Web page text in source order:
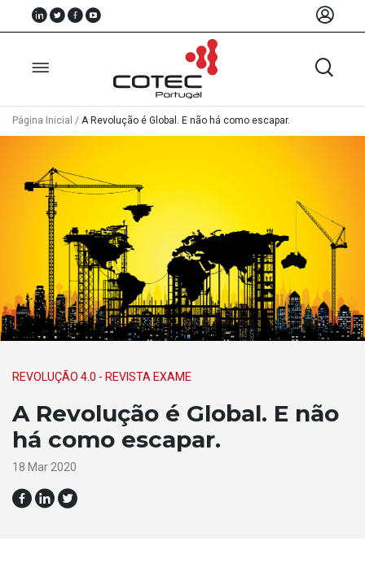
Sobre
Nós
Associados
Recursos
Notícias
Eventos
Página Inicial / A Revolução é Global. E não há como escapar.
REVOLUÇÃO 4.0 - REVISTA EXAME
A Revolução é Global. E não
há como escapar.
18 Mar 2020